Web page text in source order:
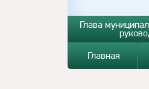
Глава
Главная